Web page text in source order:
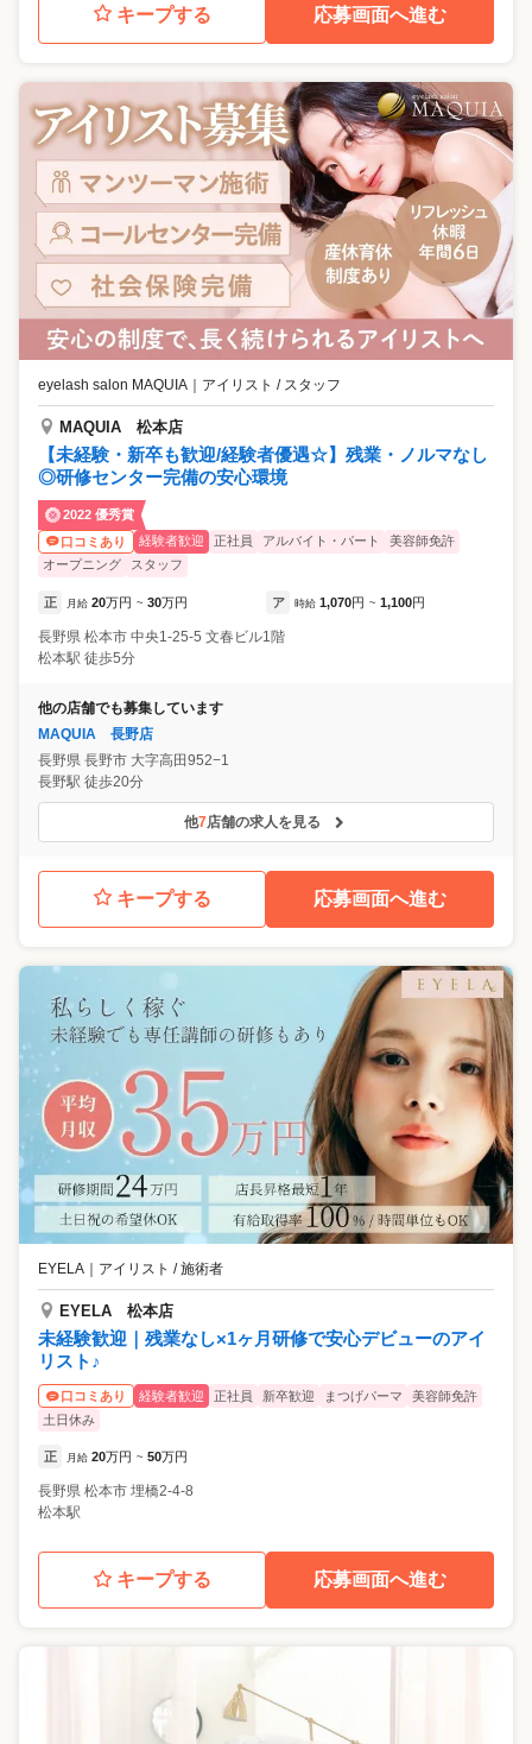
キープする 応募画面へ進む
eyelash salon MAQUIA ｜ アイリスト / スタッフ
MAQUIA 松本店
【未経験・新卒も歓迎/経験者優遇☆】残業・ノルマなし
◎研修センター完備の安心環境
2022 優秀賞
口コミあり
経験者歓迎 正社員 アルバイト・パート
美容師免許
オープニング
スタッフ
正 月給 20万円 ~ 30万円 ア 時給 1,070円 ~ 1,100円
長野県 松本市 中央1-25-5 文春ビル1階
松本駅 徒歩5分
他の店舗でも募集しています
MAQUIA 長野店
長野県 長野市 大字高田952−1
長野駅 徒歩20分
他7店舗の求人を見る
キープする 応募画面へ進む
EYELA アイリスト / 施術者
EYELA 松本店
未経験歓迎｜残業なし×1ヶ月研修で安心デビューのアイ
リスト♪
口コミあり 経験者歓迎 正社員 新卒歓迎 まつげパーマ
美容師免許
土日休み
正 月給 20万円 ~ 50万円
長野県 松本市 埋橋2-4-8
松本駅
キープする 応募画面へ進む